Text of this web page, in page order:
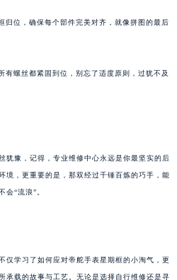
归位，确保每个部件完美对齐，就像拼图的最后
有螺丝都紧固到位，别忘了适度原则，过犹不及
犹豫，记得，专业维修中心永远是你最坚实的后
境，更重要的是，那双经过千锤百炼的巧手，能
会“流浪”。
仅学习了如何应对帝舵手表星期框的小淘气，更
承载的故事与工艺。无论是选择自行维修还是寻